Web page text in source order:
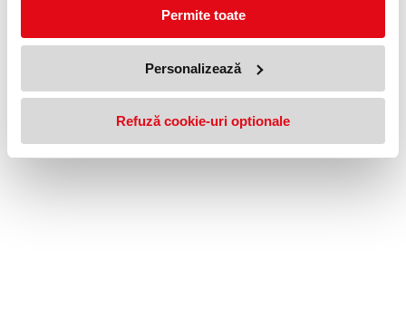
Permite toate
Personalizează
Refuză cookie-uri optionale